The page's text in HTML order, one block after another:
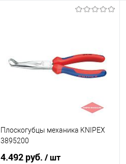
В избранное
Под заказ
Плоскогубцы механика KNIPEX
3895200
4.492 руб. / шт